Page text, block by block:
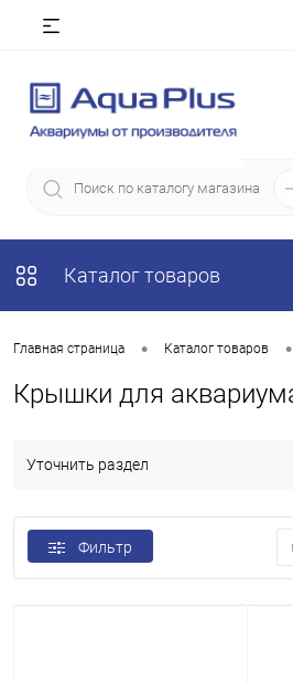
Каталог товаров
Главная страница • Каталог товаров •
Крышки для
Уточнить раздел
Фильтр